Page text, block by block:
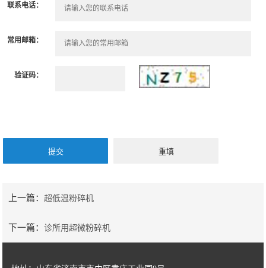
联系电话：
常用邮箱：
验证码：
上一篇：超低温粉碎机
下一篇：诊所用超微粉碎机